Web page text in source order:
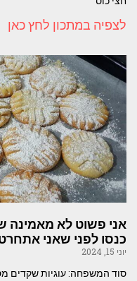
לצפיה במתכון לחץ כאן
אני פשוט לא מאמינה
כנסו לפני שאני
יוני 15, 2024
סוד המשפחה: עוגיות שקדים